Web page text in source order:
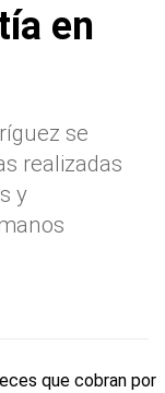
en
se
realizadas
y